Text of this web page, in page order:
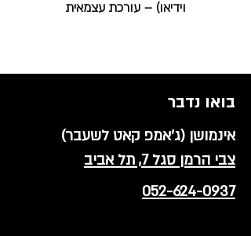
וידיאו) – עורכת עצמאית
בואו נדבר
אינמושן (ג'אמפ קאט לשעבר)
צבי הרמן סגל 7, תל אביב
052-624-0937